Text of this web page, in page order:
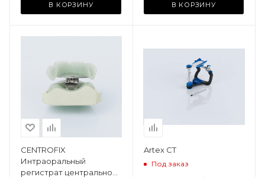
В КОРЗИНУ В КОРЗИНУ
CENTROFIX
Интраоральный
регистрат центральной
Artex CT
Под заказ